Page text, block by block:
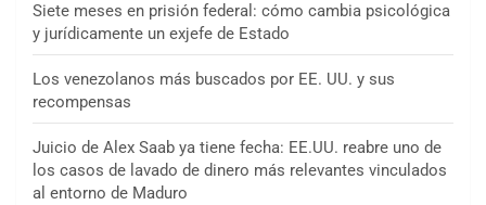
Siete meses en prisión federal: cómo cambia psicológica
y jurídicamente un exjefe de Estado
Los venezolanos más buscados por EE. UU. y sus
recompensas
Juicio de Alex Saab ya tiene fecha: EE.UU. reabre uno de
los casos de lavado de dinero más relevantes vinculados
al entorno de Maduro